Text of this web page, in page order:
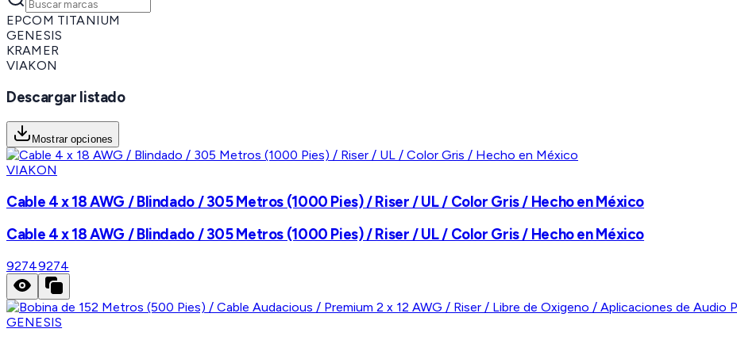
EPCOM TITANIUM
GENESIS
KRAMER
VIAKON
Descargar listado
Mostrar opciones
VIAKON
Cable 4 x 18 AWG / Blindado / 305 Metros (1000 Pies) / Riser / UL / Color Gris / Hecho en México
Cable 4 x 18 AWG / Blindado / 305 Metros (1000 Pies) / Riser / UL / Color Gris / Hecho en México
92749274
GENESIS